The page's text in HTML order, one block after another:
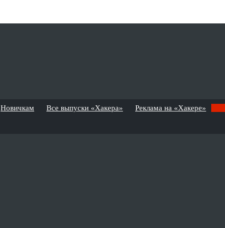
Новичкам Все выпуски «Хакера» Реклама на «Хакере»